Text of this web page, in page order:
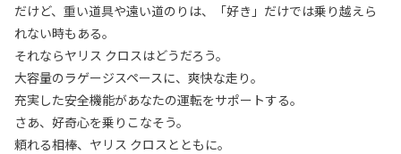
だけど、重い道具や遠い道のりは、「好き」だけでは乗り越えら
れない時もある。
それならヤリス クロスはどうだろう。
大容量のラゲージスペースに、爽快な走り。
充実した安全機能があなたの運転をサポートする。
さあ、好奇心を乗りこなそう。
頼れる相棒、ヤリス クロスとともに。